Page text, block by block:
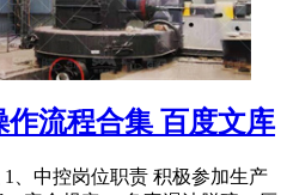
流程合集 百度文库
、中控岗位职责 积极参加生产